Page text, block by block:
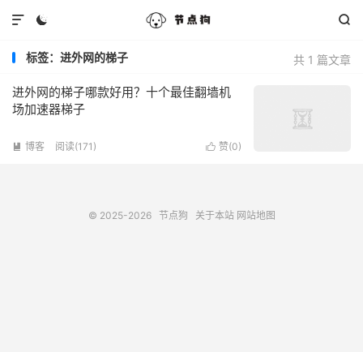
 

共 1 篇文章
标签：进外网的梯子
进外网的梯子哪款好用？十个最佳翻墙机
场加速器梯子
 赞(0)
 博客 阅读(171)
© 2025-2026 节点狗 关于本站 网站地图